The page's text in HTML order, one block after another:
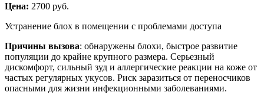
Цена: 2700 руб.
Устранение блох в помещении с проблемами доступа
Причины вызова: обнаружены блохи, быстрое развитие
популяции до крайне крупного размера. Серьезный
дискомфорт, сильный зуд и аллергические реакции на коже от
частых регулярных укусов. Риск заразиться от переносчиков
опасными для жизни инфекционными заболеваниями.